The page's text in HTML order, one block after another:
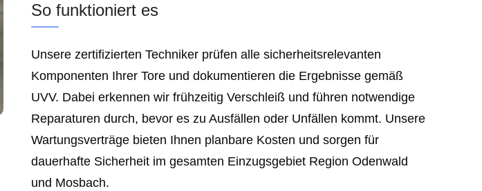
So funktioniert es
Unsere zertifizierten Techniker prüfen alle sicherheitsrelevanten
Komponenten Ihrer Tore und dokumentieren die Ergebnisse gemäß
UVV. Dabei erkennen wir frühzeitig Verschleiß und führen notwendige
Reparaturen durch, bevor es zu Ausfällen oder Unfällen kommt. Unsere
Wartungsverträge bieten Ihnen planbare Kosten und sorgen für
dauerhafte Sicherheit im gesamten Einzugsgebiet Region Odenwald
und Mosbach.